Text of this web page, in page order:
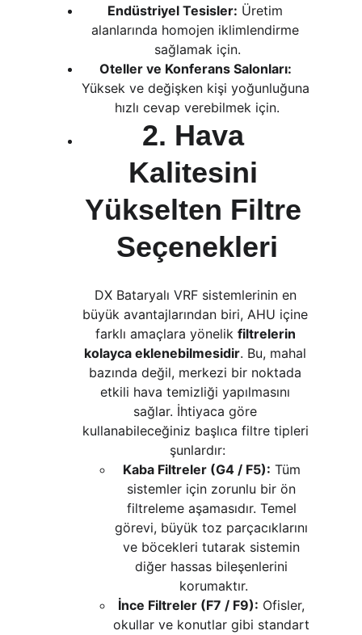
Endüstriyel Tesisler: Üretim
alanlarında homojen iklimlendirme
sağlamak için.
Oteller ve Konferans Salonları:
Yüksek ve değişken kişi yoğunluğuna
hızlı cevap verebilmek için.
2. Hava
Kalitesini
Yükselten Filtre
Seçenekleri
DX Bataryalı VRF sistemlerinin en
büyük avantajlarından biri, AHU içine
farklı amaçlara yönelik filtrelerin
kolayca eklenebilmesidir. Bu, mahal
bazında değil, merkezi bir noktada
etkili hava temizliği yapılmasını
sağlar. İhtiyaca göre
kullanabileceğiniz başlıca filtre tipleri
şunlardır:
Kaba Filtreler (G4 / F5): Tüm
sistemler için zorunlu bir ön
filtreleme aşamasıdır. Temel
görevi, büyük toz parçacıklarını
ve böcekleri tutarak sistemin
diğer hassas bileşenlerini
korumaktır.
İnce Filtreler (F7 / F9): Ofisler,
okullar ve konutlar gibi standart